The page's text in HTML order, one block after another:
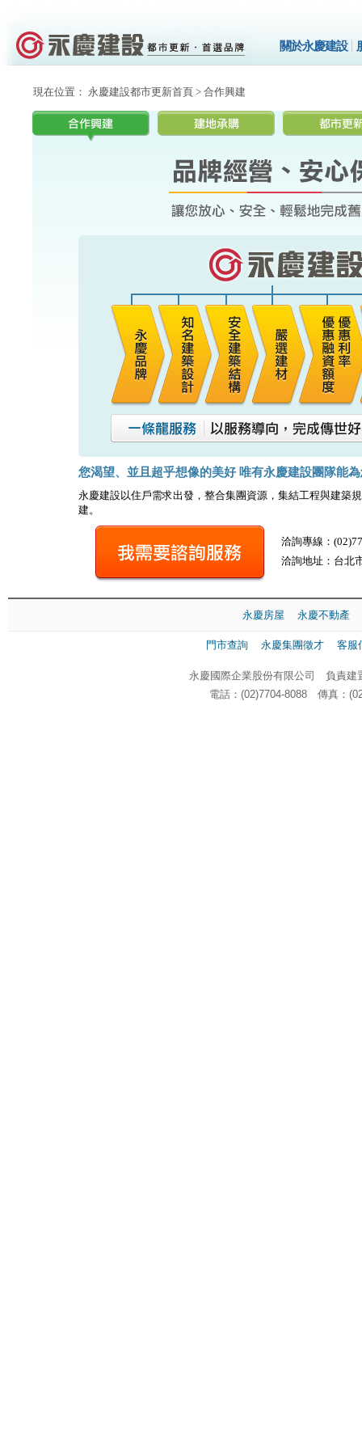
關於永慶建設
現在位置： 永慶建設都市更新首頁 > 合作興建
您渴望、並且超乎想像的美好 唯有永慶建設團隊能
永慶建設以住戶需求出發，整合集團資源，集結工程與建築
建。
洽詢專線：
洽詢地址：台北
永慶房屋 永慶不動產
門市查詢 永慶集團徵才 客服
永慶國際企業股份有限公司 負責建
電話：(02)7704-8088 傳真：